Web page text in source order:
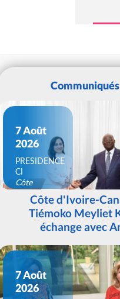
Communiqués
7 Août
2026
PRESIDENCE
CI
Côte
d'IvoireCôte d'Ivoire-
Tiémoko Meyliet
échange avec
7 Août
2026